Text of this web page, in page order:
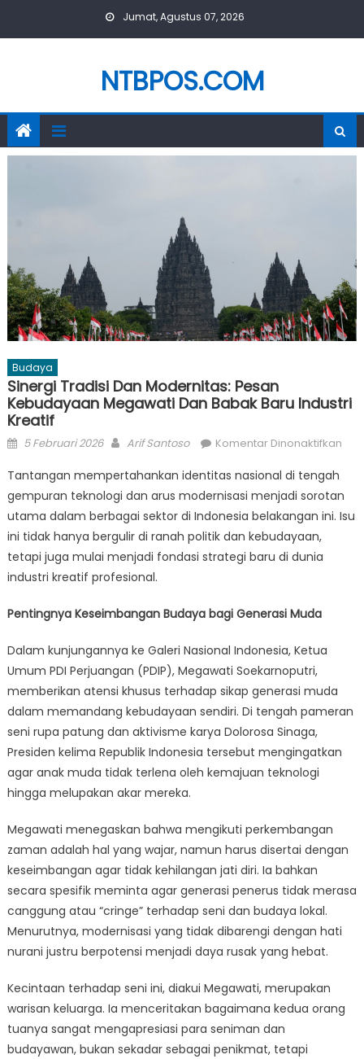
Jumat, Agustus 07, 2026
NTBPOS.COM
Budaya
Sinergi Tradisi Dan Modernitas: Pesan
Kebudayaan Megawati Dan Babak Baru Industri
Kreatif
Posted
5 Februari 2026 Author
Arif Santoso Komentar Dinonaktifkan
dan
Tantangan mempertahankan identitas nasional di tengah
gempuran teknologi dan arus modernisasi menjadi sorotan
utama dalam berbagai sektor di Indonesia belakangan ini. Isu
ini tidak hanya bergulir di ranah politik dan kebudayaan,
tetapi juga mulai menjadi fondasi strategi baru di dunia
industri kreatif profesional.
Pentingnya Keseimbangan Budaya bagi Generasi Muda
Dalam kunjungannya ke Galeri Nasional Indonesia, Ketua
Umum PDI Perjuangan (PDIP), Megawati Soekarnoputri,
memberikan atensi khusus terhadap sikap generasi muda
dalam memandang kebudayaan sendiri. Di tengah pameran
seni rupa patung dan aktivisme karya Dolorosa Sinaga,
Presiden kelima Republik Indonesia tersebut mengingatkan
agar anak muda tidak terlena oleh kemajuan teknologi
hingga melupakan akar mereka.
Megawati menegaskan bahwa mengikuti perkembangan
zaman adalah hal yang wajar, namun harus disertai dengan
keseimbangan agar tidak kehilangan jati diri. Ia bahkan
secara spesifik meminta agar generasi penerus tidak merasa
canggung atau “cringe” terhadap seni dan budaya lokal.
Menurutnya, modernisasi yang tidak dibarengi dengan hati
nurani justru berpotensi menjadi daya rusak yang hebat.
Kecintaan terhadap seni ini, diakui Megawati, merupakan
warisan keluarga. Ia menceritakan bagaimana kedua orang
tuanya sangat mengapresiasi para seniman dan
budayawan, bukan sekadar sebagai penikmat, tetapi